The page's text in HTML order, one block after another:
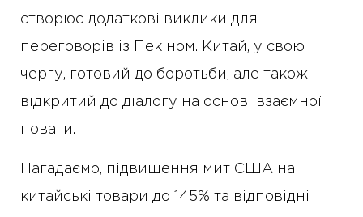
створює додаткові виклики для
переговорів із Пекіном. Китай, у свою
чергу, готовий до боротьби, але також
відкритий до діалогу на основі взаємної
поваги.
Нагадаємо, підвищення мит США на
китайські товари до 145% та відповідні